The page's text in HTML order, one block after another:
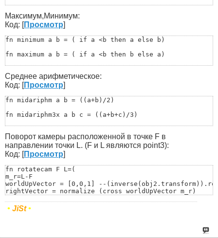
  fx = floor x
  cx = ceil x
  return if 0.5 * (fx + cx) > x then fx else cx
)
fn round_to val n =
&nbsp;&nbsp;&nbsp;&nbsp;&nbsp;&nbsp;local mult = 10.0
)
-- example
-- round_to 3.625 2			->	3.63
Максимум,Минимум:
Код: [Просмотр]
fn minimum a b = ( if a <b then a else b)
fn maximum a b = ( if a <b then b else a)
fn minimum_3 a b c = (if (minimum a b)>c then c else
fn minimumArr Arr =(
a=Arr[Arr.count-1]
for i=Arr.count-1 to 1 by -1 do
if a>Arr[i+1] then a=Arr[i+1]
)
return a
)
fn maximumArr Arr =(
a=Arr[Arr.count-1]
for i=Arr.count-1 to 1 by -1 do
(
if a<Arr[i+1] then a=Arr[i+1]
)
return a
Среднее арифметическое:
Код: [Просмотр]
fn midariphm a b = ((a+b)/2)
fn midariphm3x a b c = ((a+b+c)/3)
	a=0
	for i=1 to Arr.count do(a+=Arr[i])
	b=a/Arr.count
	return b
	)
Поворот камеры расположенной в точке F в
направлении точки L. (F и L являются point3):
Код: [Просмотр]
fn rotatecam F L=(
m_r=L-F
worldUpVector = [0,0,1] --
rightVector = normalize (cross worldUpVector m_r)
cam_rotate=matrix3 rightVector upVector m_r L
return cam_rotate)
• JiSt•